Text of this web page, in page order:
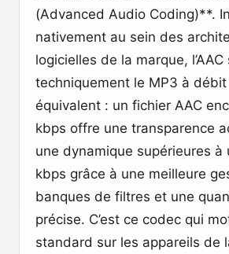
(Advanced Audio Coding)**.
nativement au sein des
logicielles de la marque, l’AAC
techniquement le MP3 à
équivalent : un fichier AAC
kbps offre une transparence
une dynamique supérieures à
kbps grâce à une meilleure
banques de filtres et une
précise. C’est ce codec qui
standard sur les appareils de